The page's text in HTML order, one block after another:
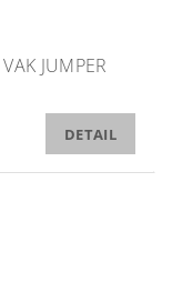
JUMPER
DETAIL